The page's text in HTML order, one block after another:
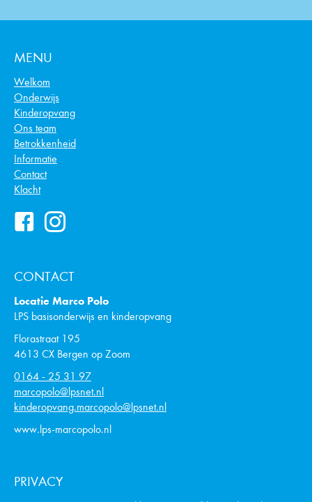
ruimte geven voor een brede ontwikkeling van uw kind volgens
Meer informatie over LPS
MENU
Welkom
Onderwijs
Ons team
Betrokkenheid
Klacht
Locatie Marco Polo
LPS basisonderwijs en kinderopvang
Florastraat 195
marcopolo@lpsnet.nl